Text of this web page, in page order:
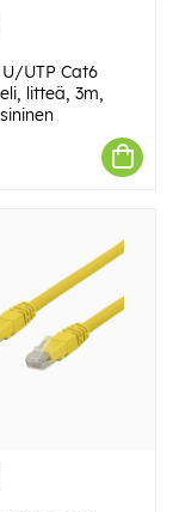
U/UTP Cat6
litteä, 3m,